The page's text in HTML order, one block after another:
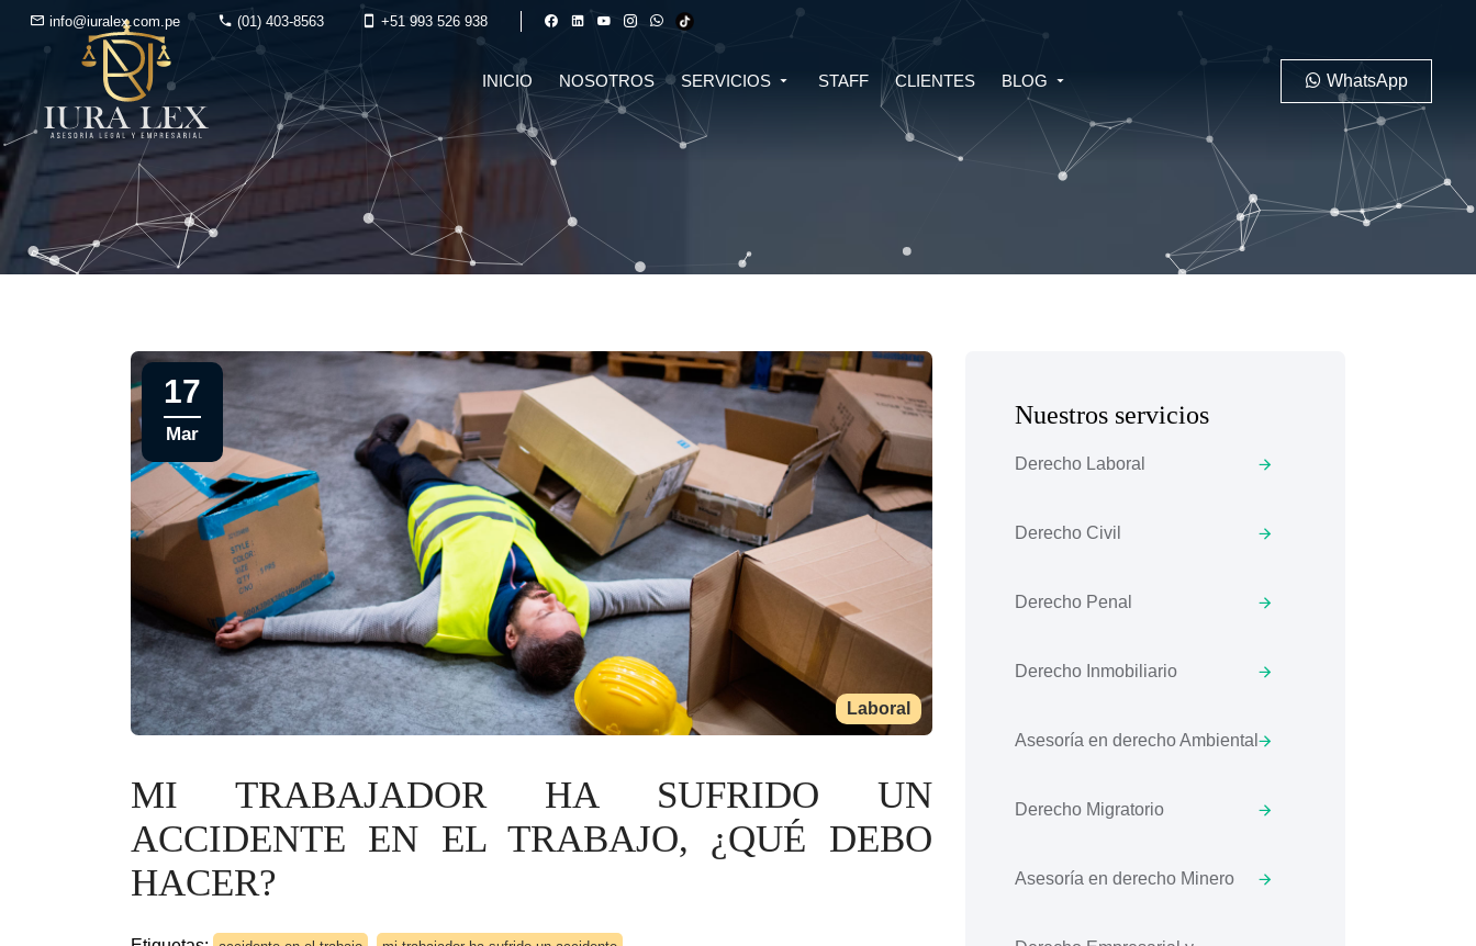
info@iuralex.com.pe (01) 403-8563 +51 993 526 938
INICIO NOSOTROS SERVICIOS
DERECHO FINANCIERO Y
CRIPTOMONEDAS
DERECHO TRIBUTARIO
DERECHO CIVIL
DERECHO EMPRESARIAL Y
CORPORATIVO
DERECHO INMOBILIARIO DERECHO MIGRATORIO
ASESORÍA EN DERECHO AMBIENTAL ASESORÍA EN DERECHO MINERO
STAFF CLIENTES BLOG
PENAL
WhatsApp
Laboral
17
Mar
MI TRABAJADOR HA SUFRIDO UN
ACCIDENTE EN EL TRABAJO, ¿QUÉ DEBO
HACER?
Nuestros servicios
Derecho Laboral
Derecho Civil
Derecho Penal
Derecho Inmobiliario
Asesoría en derecho Ambiental
Derecho Migratorio
Asesoría en derecho Minero